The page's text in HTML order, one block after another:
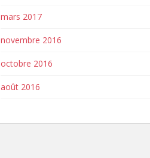
mars 2017
novembre 2016
octobre 2016
août 2016